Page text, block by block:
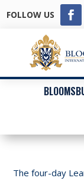
FOLLOW US
The four-day